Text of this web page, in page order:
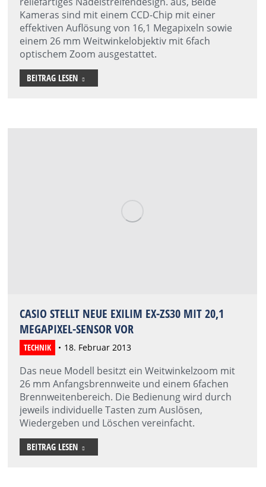
Kameras sind mit einem CCD-Chip mit einer
effektiven Auflösung von 16,1 Megapixeln sowie
einem 26 mm Weitwinkelobjektiv mit 6fach
optischem Zoom ausgestattet.
BEITRAG LESEN
CASIO STELLT NEUE EXILIM EX-ZS30 MIT 20,1
MEGAPIXEL-SENSOR VOR
TECHNIK 18. Februar 2013
Das neue Modell besitzt ein Weitwinkelzoom mit
26 mm Anfangsbrennweite und einem 6fachen
Brennweitenbereich. Die Bedienung wird durch
jeweils individuelle Tasten zum Auslösen,
Wiedergeben und Löschen vereinfacht.
BEITRAG LESEN